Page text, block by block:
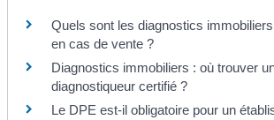
Quels sont les diagnostics
en cas de vente ?
Diagnostics immobiliers : où trouver
diagnostiqueur certifié ?
Le DPE est-il obligatoire pour un